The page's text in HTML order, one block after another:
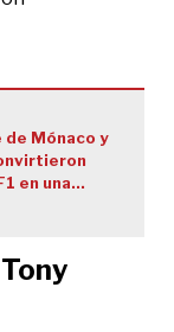
Mónaco y
en una